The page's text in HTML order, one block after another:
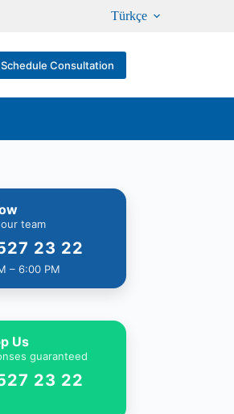
Türkçe
Schedule Consultation
team
23 22
– 6:00 PM
Us
guaranteed
23 22